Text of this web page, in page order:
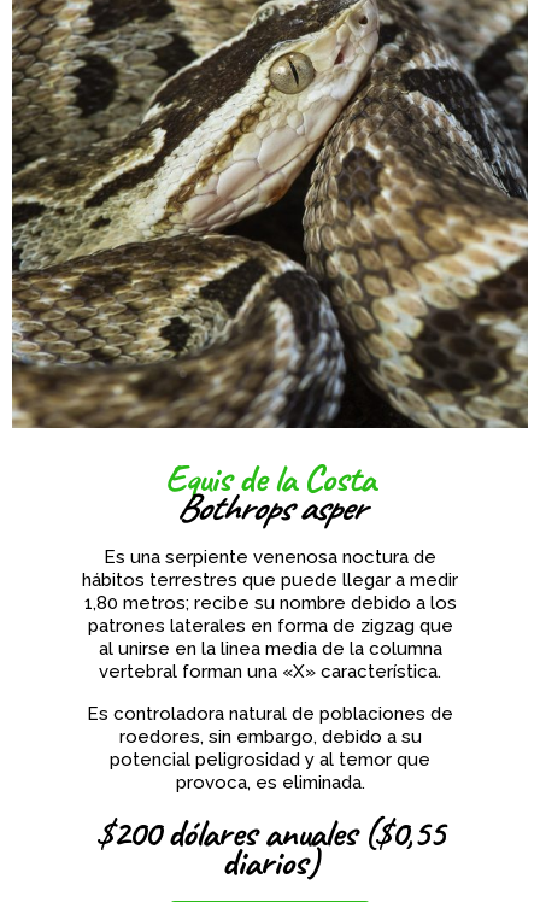
Equis de la Costa
Bothrops asper
Es una serpiente venenosa noctura de
hábitos terrestres que puede llegar a medir
1,80 metros; recibe su nombre debido a los
patrones laterales en forma de zigzag que
al unirse en la linea media de la columna
vertebral forman una «X» característica.
Es controladora natural de poblaciones de
roedores, sin embargo, debido a su
potencial peligrosidad y al temor que
provoca, es eliminada.
$200 dólares anuales ($0,55
diarios)